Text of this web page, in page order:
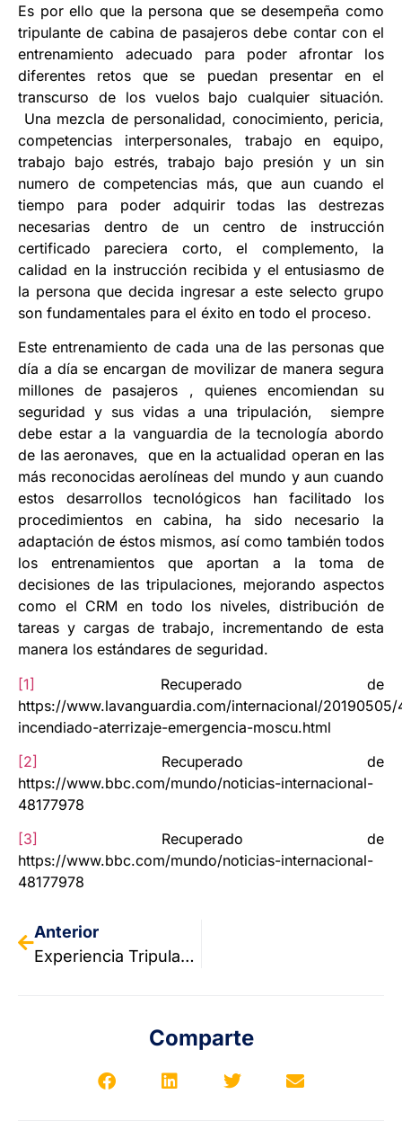
Es por ello que la persona que se desempeña como
tripulante de cabina de pasajeros debe contar con el
entrenamiento adecuado para poder afrontar los
diferentes retos que se puedan presentar en el
transcurso de los vuelos bajo cualquier situación.
Una mezcla de personalidad, conocimiento, pericia,
competencias interpersonales, trabajo en equipo,
trabajo bajo estrés, trabajo bajo presión y un sin
numero de competencias más, que aun cuando el
tiempo para poder adquirir todas las destrezas
necesarias dentro de un centro de instrucción
certificado pareciera corto, el complemento, la
calidad en la instrucción recibida y el entusiasmo de
la persona que decida ingresar a este selecto grupo
son fundamentales para el éxito en todo el proceso.
Este entrenamiento de cada una de las personas que
día a día se encargan de movilizar de manera segura
millones de pasajeros , quienes encomiendan su
seguridad y sus vidas a una tripulación, siempre
debe estar a la vanguardia de la tecnología abordo
de las aeronaves, que en la actualidad operan en las
más reconocidas aerolíneas del mundo y aun cuando
estos desarrollos tecnológicos han facilitado los
procedimientos en cabina, ha sido necesario la
adaptación de éstos mismos, así como también todos
los entrenamientos que aportan a la toma de
decisiones de las tripulaciones, mejorando aspectos
como el CRM en todo los niveles, distribución de
tareas y cargas de trabajo, incrementando de esta
manera los estándares de seguridad.
[1] Recuperado de
https://www.lavanguardia.com/internacional/
incendiado-aterrizaje-emergencia-moscu.html
[2]
Recuperado de
https://www.bbc.com/mundo/noticias-internacional-
48177978
[3]
Recuperado de
https://www.bbc.com/mundo/noticias-internacional-
48177978
Anterior
Experiencia Tripulante de Cabina de Pasajeros
Comparte